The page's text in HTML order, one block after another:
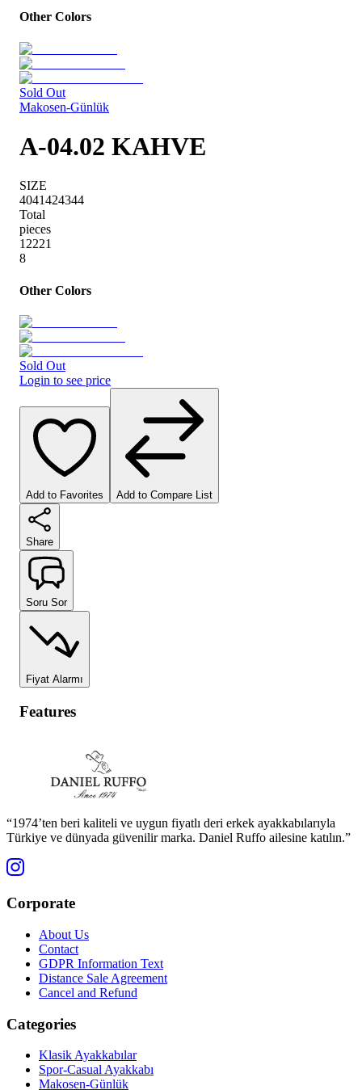
Other Colors
Sold Out
Makosen-Günlük
A-04.02 KAHVE
SIZE
4041424344
Total
pieces
12221
8
Other Colors
Sold Out
Login to see price
Add to Favorites Add to Compare List
Share
Soru Sor
Fiyat Alarmı
Features
“1974’ten beri kaliteli ve uygun fiyatlı deri erkek ayakkabılarıyla
Türkiye ve dünyada güvenilir marka. Daniel Ruffo ailesine katılın.”
Corporate
About Us
Contact
GDPR Information Text
Distance Sale Agreement
Cancel and Refund
Categories
Klasik Ayakkabılar
Spor-Casual Ayakkabı
Makosen-Günlük